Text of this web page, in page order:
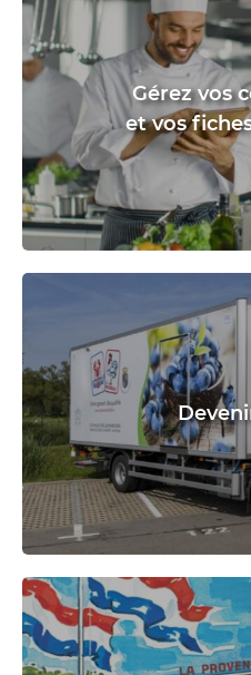
Gérez vos
et vos